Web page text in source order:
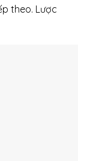
theo. Lược